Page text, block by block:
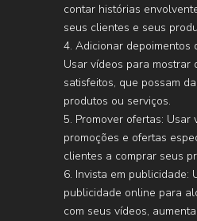
contar histórias
seus clientes e seus
4. Adicionar depoimentos
Usar vídeos para mostrar
satisfeitos, que possam
produtos ou serviços.
5. Promover ofertas: Usar
promoções e ofertas
clientes a comprar seus
6. Invista em publicidade:
publicidade online para
com seus vídeos,